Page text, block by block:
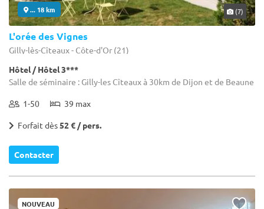
... 18 km (7)
L'orée des Vignes
Gilly-lès-Cîteaux - Côte-d'Or (21)
Hôtel / Hôtel 3***
Salle de séminaire : Gilly-les Cîteaux à 30km de Dijon et de Beaune
1-50 39 max
Forfait dès52 € / pers.
Contacter
NOUVEAU